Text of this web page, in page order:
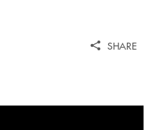
SHARE